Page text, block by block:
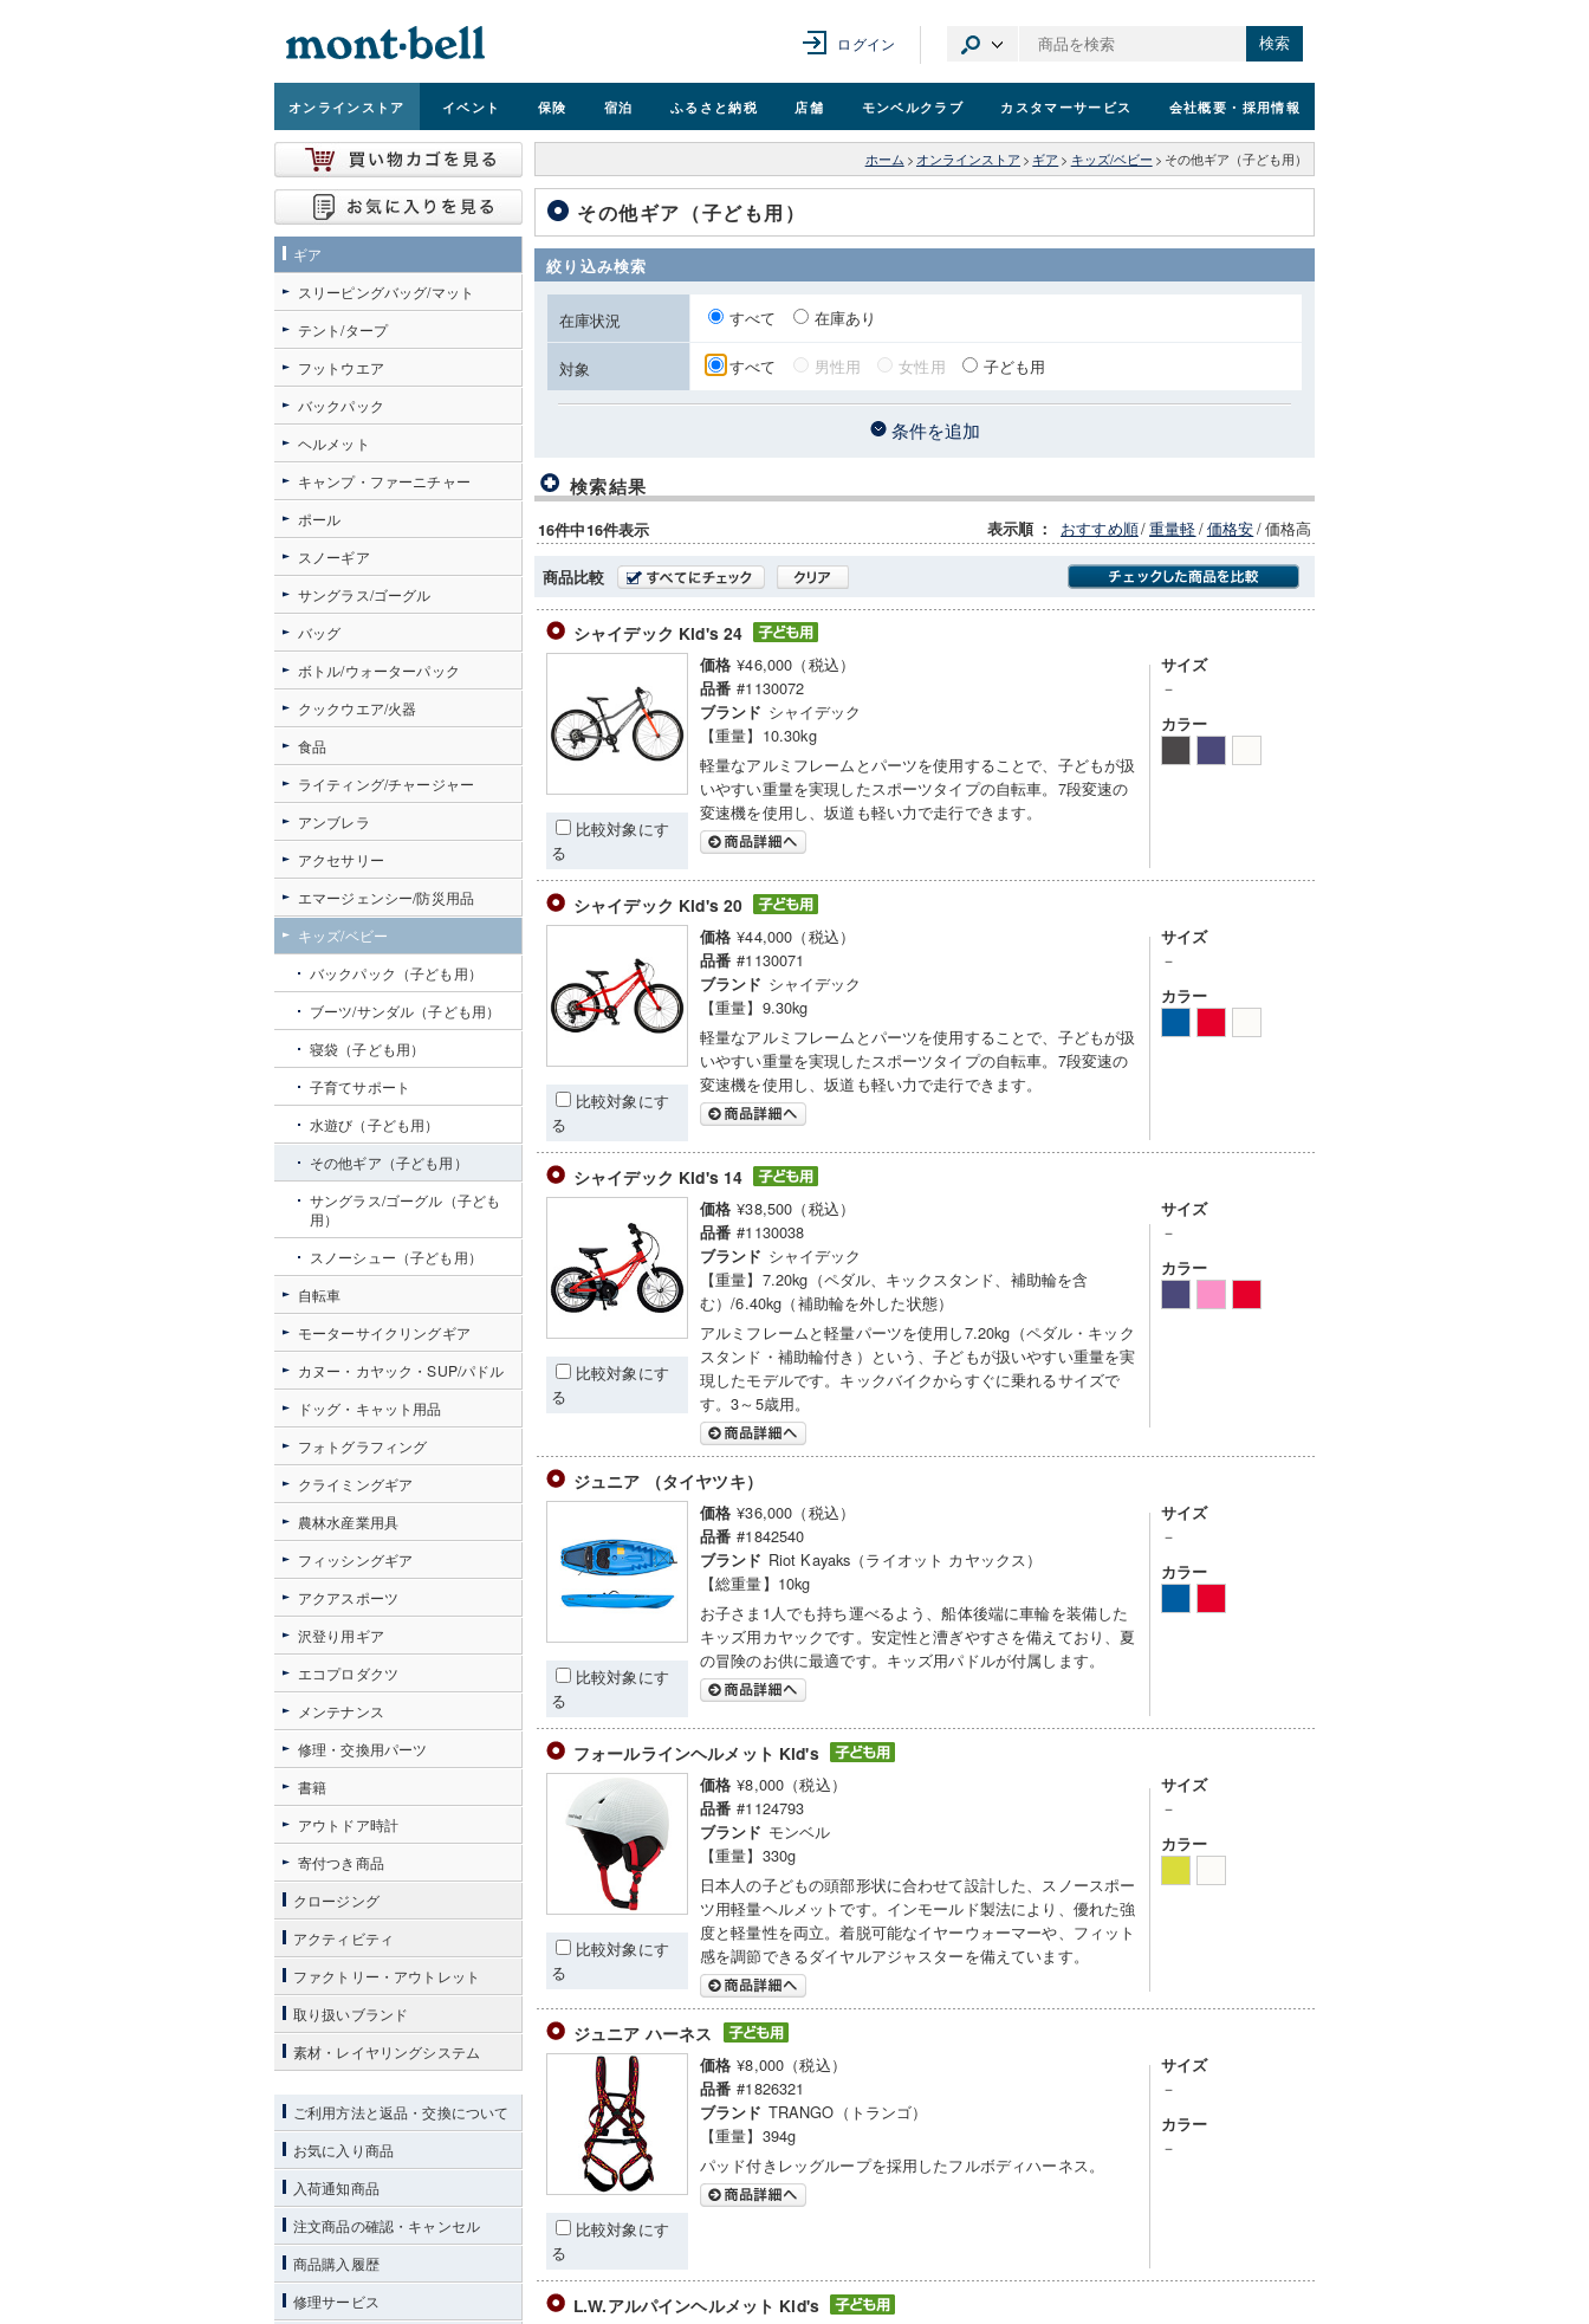
ログイン 検索
オンラインストア イベント 保険 宿泊 ふるさと納税 店舗 モンベルクラブ カスタマーサービス 会社概要 ・採用情報
ホーム > オンラインストア > ギア > キッズ/ベビー > その他ギア（子ども用）
その他ギア（子ども用）
絞り込み検索
在庫状況 すべて 在庫あり
対象 すべて 男性用 女性用 子ども用
条件を追加
検索結果
16件中16件表示 表示順 ： おすすめ順/重量軽/価格安/価格高
商品比較
シャイデック Kid's 24
比較対象にす
る
価格 ¥46,000（税込）
品番 #1130072
ブランド シャイデック
【重量】10.30kg
軽量なアルミフレームとパーツを使用することで、子どもが扱
いやすい重量を実現したスポーツタイプの自転車。7段変速の
変速機を使用し、坂道も軽い力で走行できます。
サイズ
－
カラー
シャイデック Kid's 20
比較対象にす
る
価格 ¥44,000（税込）
品番 #1130071
ブランド シャイデック
【重量】9.30kg
軽量なアルミフレームとパーツを使用することで、子どもが扱
いやすい重量を実現したスポーツタイプの自転車。7段変速の
変速機を使用し、坂道も軽い力で走行できます。
サイズ
－
カラー
シャイデック Kid's 14
比較対象にす
る
価格 ¥38,500（税込）
品番 #1130038
ブランド シャイデック
【重量】7.20kg（ペダル、キックスタンド、補助輪を含
む）/6.40kg（補助輪を外した状態）
アルミフレームと軽量パーツを使用し7.20kg（ペダル・キック
スタンド・補助輪付き）という、子どもが扱いやすい重量を実
現したモデルです。キックバイクからすぐに乗れるサイズで
す。3～5歳用。
サイズ
－
カラー
ジュニア （タイヤツキ）
比較対象にす
る
価格 ¥36,000（税込）
品番 #1842540
ブランド Riot Kayaks（ライオット カヤックス）
【総重量】10kg
お子さま1人でも持ち運べるよう、船体後端に車輪を装備した
キッズ用カヤックです。安定性と漕ぎやすさを備えており、夏
の冒険のお供に最適です。キッズ用パドルが付属します。
サイズ
－
カラー
フォールラインヘルメット Kid's
比較対象にす
る
価格 ¥8,000（税込）
品番 #1124793
ブランド モンベル
【重量】330g
日本人の子どもの頭部形状に合わせて設計した、スノースポー
ツ用軽量ヘルメットです。インモールド製法により、優れた強
度と軽量性を両立。着脱可能なイヤーウォーマーや、フィット
感を調節できるダイヤルアジャスターを備えています。
サイズ
－
カラー
ジュニア ハーネス
比較対象にす
る
価格 ¥8,000（税込）
品番 #1826321
ブランド TRANGO（トランゴ）
【重量】394g
パッド付きレッグループを採用したフルボディハーネス。
サイズ
－
カラー
－
L.W.アルパインヘルメット Kid's
ギア
スリーピングバッグ/マット
テント/タープ
フットウエア
バックパック
ヘルメット
キャンプ・ファーニチャー
ポール
スノーギア
サングラス/ゴーグル
バッグ
ボトル/ウォーターパック
クックウエア/火器
食品
ライティング/チャージャー
アンブレラ
アクセサリー
エマージェンシー/防災用品
キッズ/ベビー
バックパック（子ども用）
ブーツ/サンダル（子ども用）
寝袋（子ども用）
子育てサポート
水遊び（子ども用）
その他ギア（子ども用）
サングラス/ゴーグル（子ども
用）
スノーシュー（子ども用）
自転車
モーターサイクリングギア
カヌー・カヤック・SUP/パドル
ドッグ・キャット用品
フォトグラフィング
クライミングギア
農林水産業用具
フィッシングギア
アクアスポーツ
沢登り用ギア
エコプロダクツ
メンテナンス
修理・交換用パーツ
書籍
アウトドア時計
寄付つき商品
クロージング
アクティビティ
ファクトリー・アウトレット
取り扱いブランド
素材・レイヤリングシステム
ご利用方法と返品・交換について
お気に入り商品
入荷通知商品
注文商品の確認・キャンセル
商品購入履歴
修理サービス